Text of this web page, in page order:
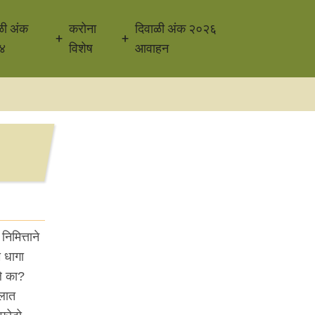
अंक
करोना
विशेष
दिवाळी अंक २०२६
आवाहन
का?